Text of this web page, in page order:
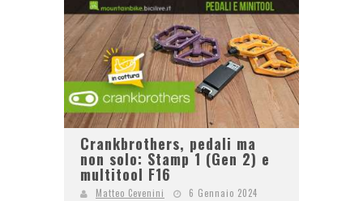
Crankbrothers, pedali ma
non solo: Stamp 1 (Gen 2) e
multitool F16
Matteo Cevenini
6 Gennaio 2024